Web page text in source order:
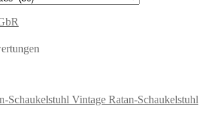
Vintage Ratan-Schaukelstuhl